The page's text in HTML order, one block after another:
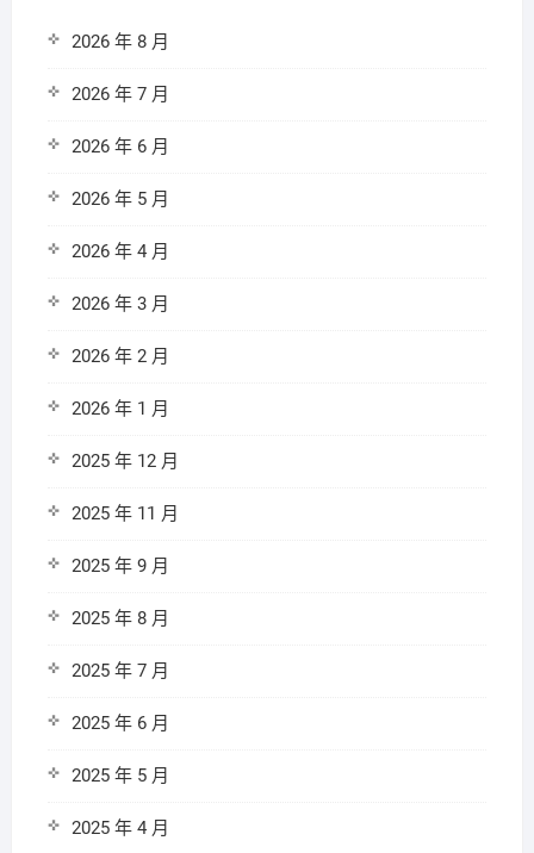
2026 年 8 月
2026 年 7 月
2026 年 6 月
2026 年 5 月
2026 年 4 月
2026 年 3 月
2026 年 2 月
2026 年 1 月
2025 年 12 月
2025 年 11 月
2025 年 9 月
2025 年 8 月
2025 年 7 月
2025 年 6 月
2025 年 5 月
2025 年 4 月